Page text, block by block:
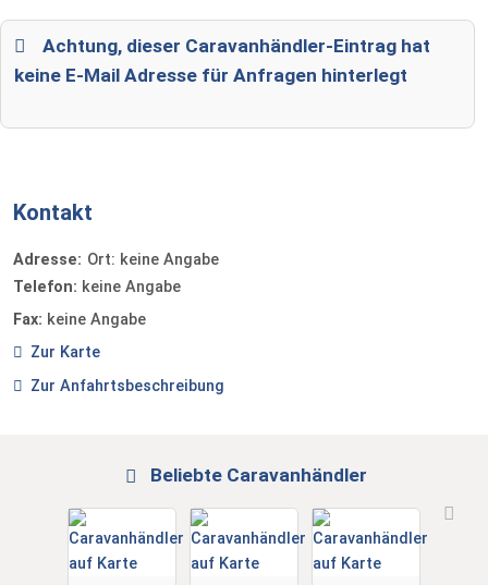
Achtung, dieser Caravanhändler-Eintrag hat
keine E-Mail Adresse für Anfragen hinterlegt
Kontakt
Adresse: Ort: keine Angabe
Telefon: keine Angabe
Fax: keine Angabe
Zur Karte
Zur Anfahrtsbeschreibung
Beliebte Caravanhändler